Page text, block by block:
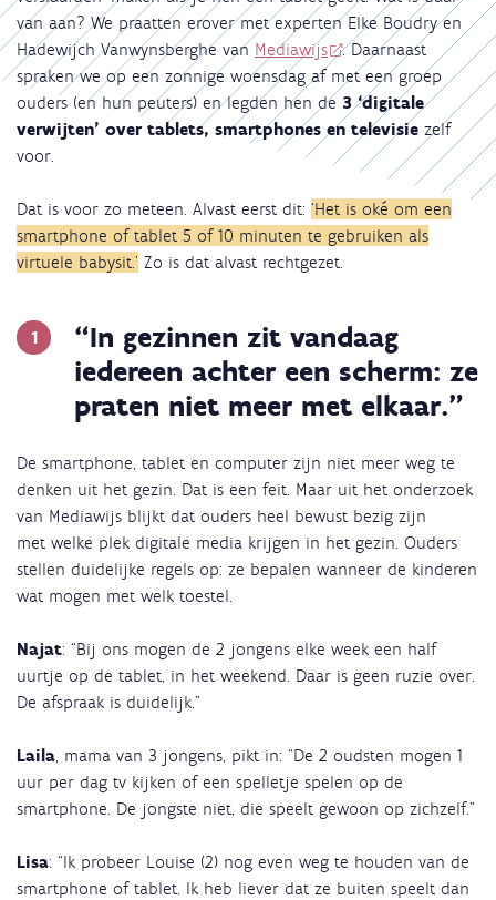
van aan? We praatten erover met experten Elke Boudry en
Hadewijch Vanwynsberghe van Mediawijs
. Daarnaast
spraken we op een zonnige woensdag af met een groep
ouders (en hun peuters) en legden hen de 3 ‘digitale
verwijten’ over tablets, smartphones en televisie zelf
voor.
Dat is voor zo meteen. Alvast eerst dit: ‘Het is oké om een
smartphone of tablet 5 of 10 minuten te gebruiken als
virtuele babysit.’ Zo is dat alvast rechtgezet.
“In gezinnen zit vandaag
iedereen achter een scherm: ze
praten niet meer met elkaar.”
De smartphone, tablet en computer zijn niet meer weg te
denken uit het gezin. Dat is een feit. Maar uit het onderzoek
van Mediawijs blijkt dat ouders heel bewust bezig zijn
met welke plek digitale media krijgen in het gezin. Ouders
stellen duidelijke regels op: ze bepalen wanneer de kinderen
wat mogen met welk toestel.
Najat: “Bij ons mogen de 2 jongens elke week een half
uurtje op de tablet, in het weekend. Daar is geen ruzie over.
De afspraak is duidelijk.”
Laila , mama van 3 jongens, pikt in: “De 2 oudsten mogen 1
uur per dag tv kijken of een spelletje spelen op de
smartphone. De jongste niet, die speelt gewoon op zichzelf.”
Lisa: “Ik probeer Louise (2) nog even weg te houden van de
smartphone of tablet. Ik heb liever dat ze buiten speelt dan